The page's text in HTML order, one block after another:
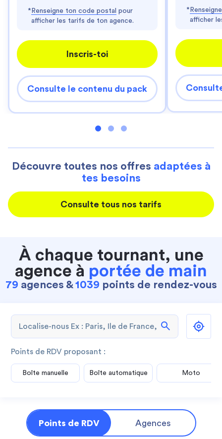
* Renseigne ton code postal pour
afficher les tarifs de ton agence.
Inscris-toi
Consulte le contenu du pack
*
afficher
Découvre toutes nos offres adaptées à
tes besoins
Consulte tous nos tarifs
À chaque tournant, une
agence à portée de main
79 agences &1039 points de rendez-vous
search
Points de RDV proposant :
Boîte manuelle Boîte automatique Moto
Points de RDV Agences